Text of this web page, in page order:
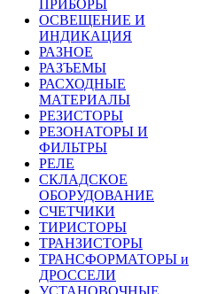
ПРИБОРЫ
ОСВЕЩЕНИЕ И
ИНДИКАЦИЯ
РАЗНОЕ
РАЗЪЕМЫ
РАСХОДНЫЕ
МАТЕРИАЛЫ
РЕЗИСТОРЫ
РЕЗОНАТОРЫ И
ФИЛЬТРЫ
РЕЛЕ
СКЛАДСКОЕ
ОБОРУДОВАНИЕ
СЧЕТЧИКИ
ТИРИСТОРЫ
ТРАНЗИСТОРЫ
ТРАНСФОРМАТОРЫ и
ДРОССЕЛИ
УСТАНОВОЧНЫЕ